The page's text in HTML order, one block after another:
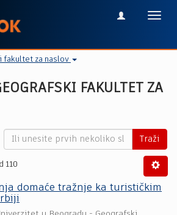
fakultet za naslov
FAKULTET ZA
Traži
110
domaće tražnje ka turističkim